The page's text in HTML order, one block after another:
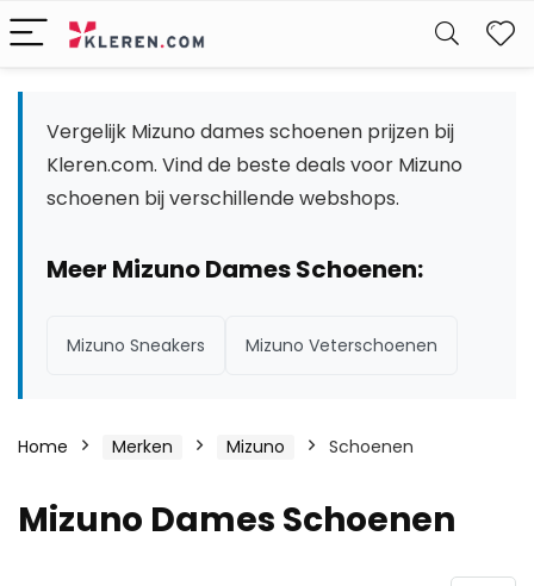
Vergelijk Mizuno dames schoenen prijzen bij
Kleren.com. Vind de beste deals voor Mizuno
schoenen bij verschillende webshops.
Meer Mizuno Dames Schoenen:
Mizuno Sneakers Mizuno Veterschoenen
Home Merken Mizuno Schoenen
Mizuno Dames Schoenen